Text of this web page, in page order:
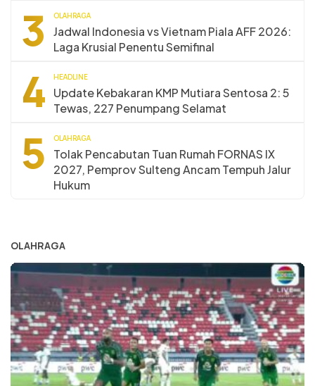
3 OLAHRAGA
Jadwal Indonesia vs Vietnam Piala AFF 2026:
Laga Krusial Penentu Semifinal
4 HEADLINE
Update Kebakaran KMP Mutiara Sentosa 2: 5
Tewas, 227 Penumpang Selamat
5 OLAHRAGA
Tolak Pencabutan Tuan Rumah FORNAS IX
2027, Pemprov Sulteng Ancam Tempuh Jalur
Hukum
OLAHRAGA